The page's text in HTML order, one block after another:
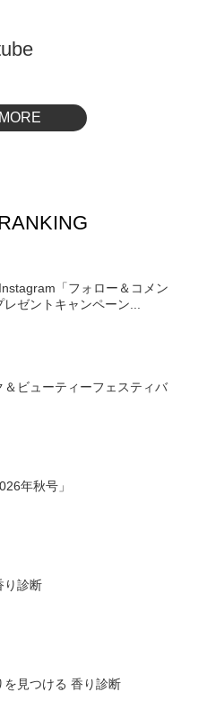
「フォロー＆コメン
レゼントキャンペーン...
＆ビューティーフェスティバ
年秋号」
り診断
を見つける 香り診断